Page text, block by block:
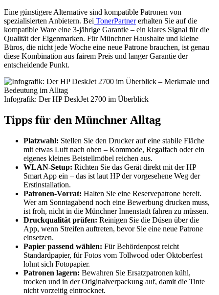
Eine günstigere Alternative sind kompatible Patronen von
spezialisierten Anbietern. Bei TonerPartnererhalten Sie auf die
kompatible Ware eine 3-jährige Garantie – ein klares Signal für die
Qualität der Eigenmarken. Für Münchner Haushalte und kleine
Büros, die nicht jede Woche eine neue Patrone brauchen, ist genau
diese Kombination aus fairem Preis und langer Garantie der
entscheidende Punkt.
Infografik: Der HP DeskJet 2700 im Überblick
Tipps für den Münchner Alltag
Platzwahl: Stellen Sie den Drucker auf eine stabile Fläche
mit etwas Luft nach oben – Kommode, Regalfach oder ein
eigenes kleines Beistellmöbel reichen aus.
WLAN-Setup: Richten Sie das Gerät direkt mit der HP
Smart App ein – das ist laut HP der vorgesehene Weg der
Erstinstallation.
Patronen-Vorrat: Halten Sie eine Reservepatrone bereit.
Wer am Sonntagabend noch eine Bewerbung drucken muss,
ist froh, nicht in die Münchner Innenstadt fahren zu müssen.
Druckqualität prüfen: Reinigen Sie die Düsen über die
App, wenn Streifen auftreten, bevor Sie eine neue Patrone
einsetzen.
Papier passend wählen: Für Behördenpost reicht
Standardpapier, für Fotos vom Tollwood oder Oktoberfest
lohnt sich Fotopapier.
Patronen lagern: Bewahren Sie Ersatzpatronen kühl,
trocken und in der Originalverpackung auf, damit die Tinte
nicht vorzeitig eintrocknet.